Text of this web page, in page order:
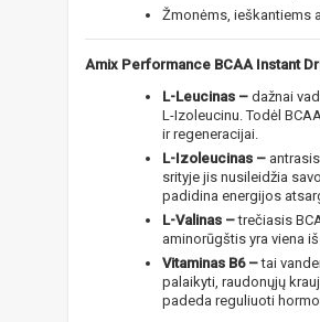
Žmonėms, ieškantiems
Amix Performance BCAA Instant
L-Leucinas – dažnai
L-Izoleucinu. Todėl
ir regeneracijai.
L-Izoleucinas –
srityje jis nusileidžia
padidina energijos
L-Valinas –trečiasis
aminorūgštis yra viena
Vitaminas B6 –tai
palaikyti, raudonųjų
padeda reguliuoti